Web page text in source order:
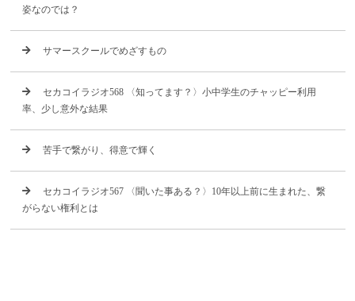
姿なのでは？
サマースクールでめざすもの
セカコイラジオ568 〈知ってます？〉小中学生のチャッピー利用
率、少し意外な結果
苦手で繋がり、得意で輝く
セカコイラジオ567 〈聞いた事ある？〉10年以上前に生まれた、繋
がらない権利とは